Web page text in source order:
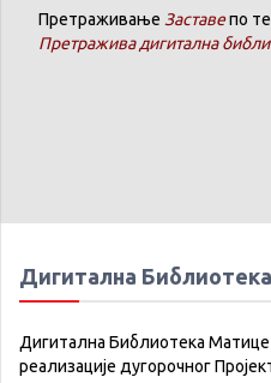
Претраживање Заставепо
Претражива дигитална
Дигитална
Дигитална Библиотека Матице
реализације дугорочног